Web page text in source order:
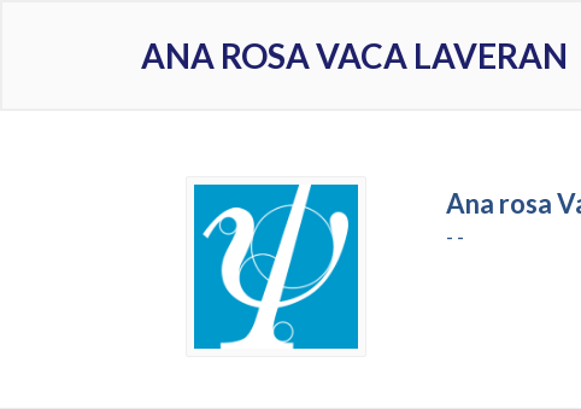
ANA ROSA VACA LAVERAN
Ana rosa
- -